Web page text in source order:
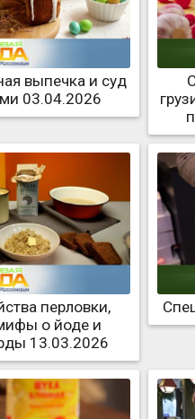
выпечка и суд
03.04.2026
перловки,
о йоде и
13.03.2026